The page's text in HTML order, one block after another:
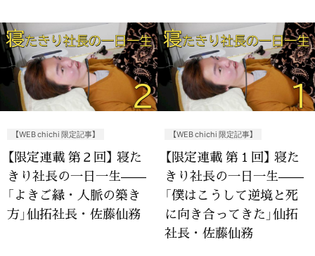
【WEB chichi 限定記事】
【限定連載 第２回】 寝た
きり社長の一日一生——
「よきご縁・人脈の築き
方」仙拓社長・佐藤仙務
【WEB chichi 限定記事】
【限定連載 第１回】 寝た
きり社長の一日一生——
「僕はこうして逆境と死
に向き合ってきた」仙拓
社長・佐藤仙務